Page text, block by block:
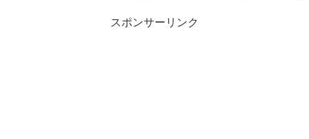
スポンサーリンク